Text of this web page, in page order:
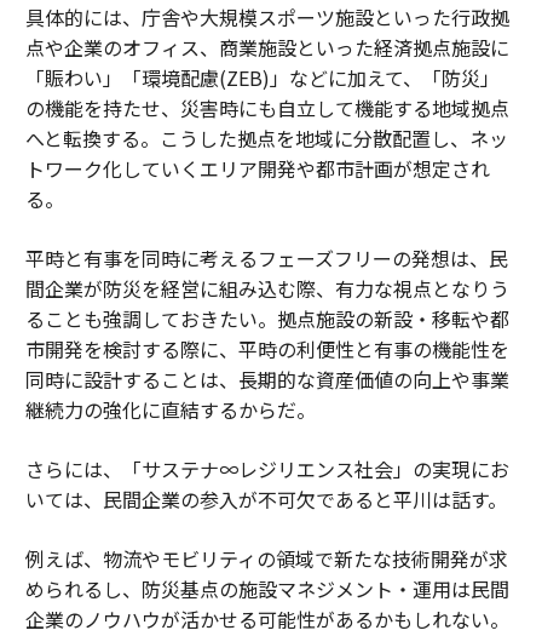
具体的には、庁舎や大規模スポーツ施設といった行政拠
点や企業のオフィス、商業施設といった経済拠点施設に
「賑わい」「環境配慮(ZEB)」などに加えて、「防災」
の機能を持たせ、災害時にも自立して機能する地域拠点
へと転換する。こうした拠点を地域に分散配置し、ネッ
トワーク化していくエリア開発や都市計画が想定され
る。
平時と有事を同時に考えるフェーズフリーの発想は、民
間企業が防災を経営に組み込む際、有力な視点となりう
ることも強調しておきたい。拠点施設の新設・移転や都
市開発を検討する際に、平時の利便性と有事の機能性を
同時に設計することは、長期的な資産価値の向上や事業
継続力の強化に直結するからだ。
さらには、「サステナ∞レジリエンス社会」の実現にお
いては、民間企業の参入が不可欠であると平川は話す。
例えば、物流やモビリティの領域で新たな技術開発が求
められるし、防災基点の施設マネジメント・運用は民間
企業のノウハウが活かせる可能性があるかもしれない。